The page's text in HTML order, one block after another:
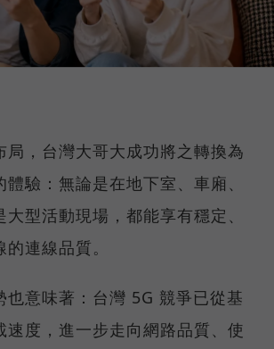
局，台灣大哥大成功將之轉換為
驗：無論是在地下室、車廂、
型活動現場，都能享有穩定、
連線品質。
也意味著：台灣 5G 競爭已從基
速度，進一步走向網路品質、使